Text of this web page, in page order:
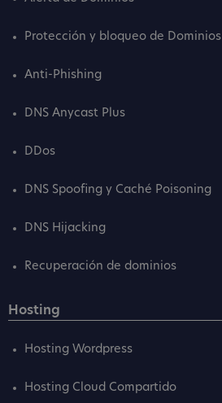
Protección y bloqueo de Dominios
Anti-Phishing
DNS Anycast Plus
DDos
DNS Spoofing y Caché Poisoning
DNS Hijacking
Recuperación de dominios
Hosting
Hosting Wordpress
Hosting Cloud Compartido